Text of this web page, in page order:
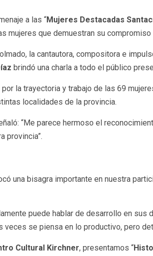
a las “Mujeres Destacadas
mujeres que demuestran su
la cantautora, compositora e
brindó una charla a todo el público
la trayectoria y trabajo de las 69
localidades de la provincia.
“Me parece hermoso el
provincia”.
una bisagra importante en nuestra
puede hablar de desarrollo en
veces se piensa en lo productivo, pero
Cultural Kirchner, presentamos “